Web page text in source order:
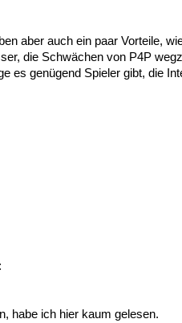
aber auch ein paar Vorteile,
die Schwächen von P4P
es genügend Spieler gibt, die
habe ich hier kaum gelesen.